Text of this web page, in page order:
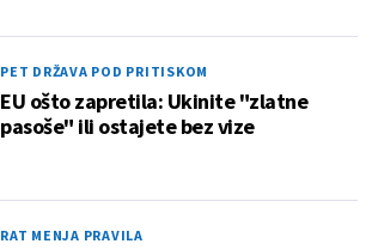
PET DRŽAVA POD PRITISKOM
EU ošto zapretila: Ukinite "zlatne
pasoše" ili ostajete bez vize
RAT MENJA PRAVILA